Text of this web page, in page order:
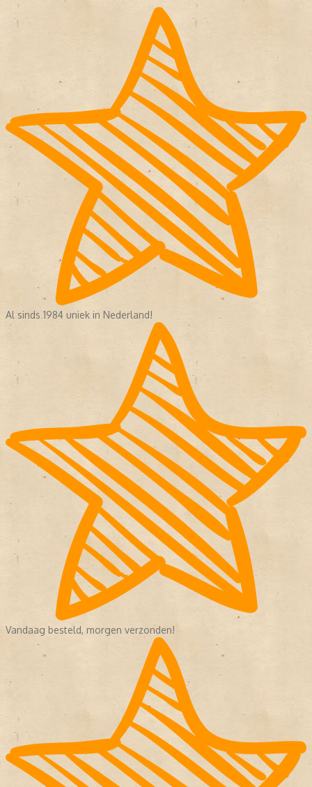
Al sinds 1984 uniek in Nederland!
Vandaag besteld, morgen verzonden!